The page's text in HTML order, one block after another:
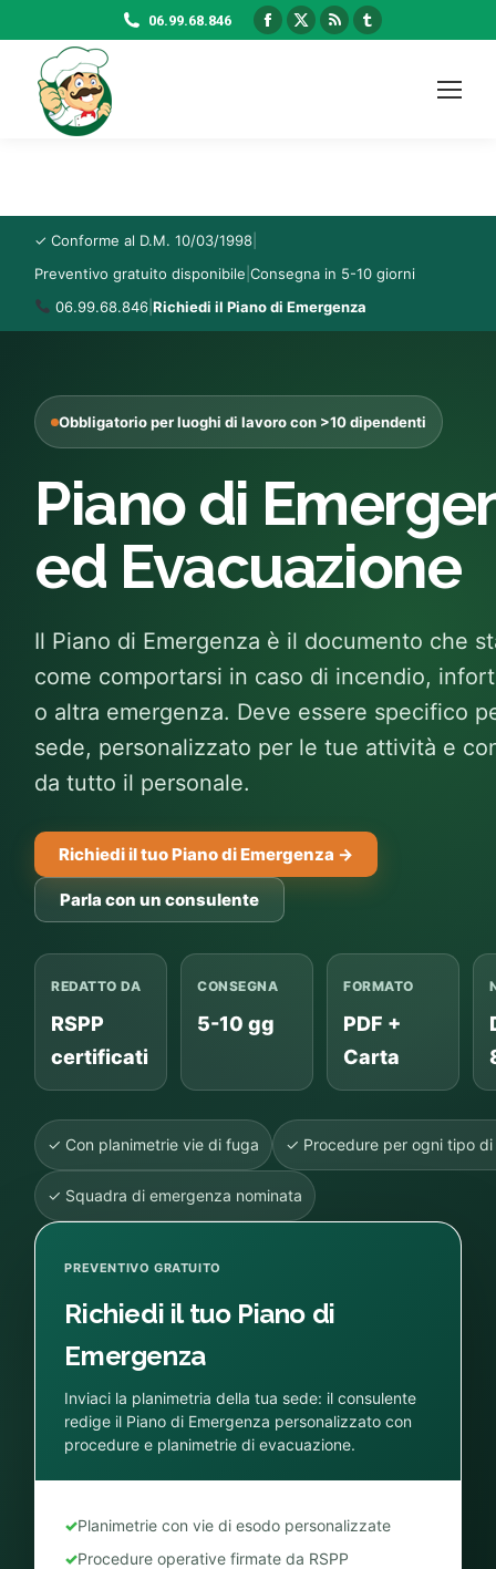
06.99.68.846
Facebook
X
Rss Tumblr
✓ Conforme al D.M. 10/03/1998
Preventivo gratuito disponibile |Consegna in 5-10 giorni
06.99.68.846 |Richiedi il Piano di Emergenza
Obbligatorio per luoghi di lavoro con >10 dipendenti
Piano di
ed Evacuazione
Il Piano di Emergenza è il documento che
come comportarsi in caso di incendio,
o altra emergenza. Deve essere specifico
sede, personalizzato per le tue attività e
da tutto il personale.
Richiedi il tuo Piano di Emergenza →
Parla con un consulente
REDATTO DA
RSPP
certificati
CONSEGNA
5-10 gg
FORMATO
PDF +
Carta
✓ Con planimetrie vie di fuga ✓ Procedure per ogni tipo
✓ Squadra di emergenza nominata
PREVENTIVO GRATUITO
Richiedi il tuo Piano di
Emergenza
Inviaci la planimetria della tua sede: il consulente
redige il Piano di Emergenza personalizzato con
procedure e planimetrie di evacuazione.
✓Planimetrie con vie di esodo personalizzate
✓Procedure operative firmate da RSPP